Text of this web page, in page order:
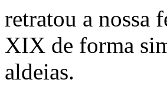
retratou a nossa
XIX de forma
aldeias.